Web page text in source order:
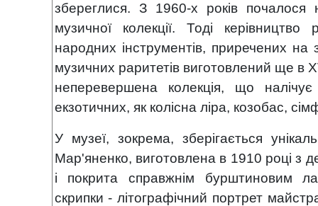
збереглися. З 1960-х років
музичної колекції. Тоді
народних інструментів, приречених
музичних раритетів виготовлений ще в
неперевершена колекція, що
екзотичних, як колісна ліра, козобас,
У музеї, зокрема, зберігається
Мар'яненко, виготовлена в 1910 році з
і покрита справжнім бурштиновим
скрипки - літографічний портрет